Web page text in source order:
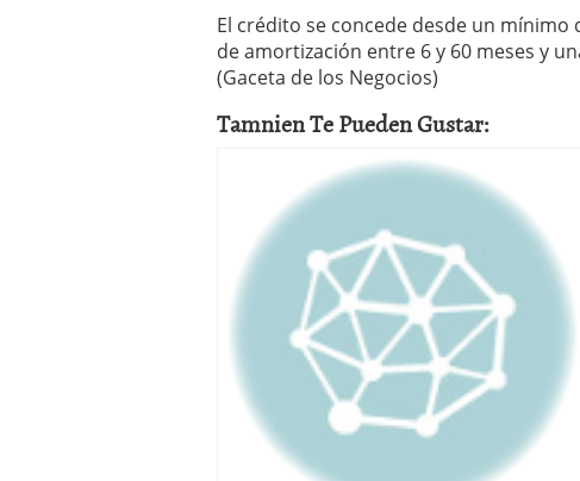
Meses sin intereses: Cómo
compras 24 de noviembre de
Planificar tu herencia
a los costes
¿Cuánto cuesta un software
El crédito se concede desde un mínimo
de amortización entre 6 y 60 meses y
(Gaceta de los Negocios)
Tamnien Te Pueden Gustar: